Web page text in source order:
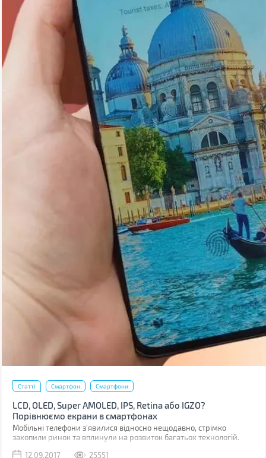
Статті Смартфон Смартфони
LCD, OLED, Super AMOLED, IPS, Retina або IGZO?
Порівнюємо екрани в смартфонах
Мобільні телефони з'явилися відносно нещодавно, стрімко
захопили ринок та вплинули на розвиток багатьох технологій.
12.09.2017
25551